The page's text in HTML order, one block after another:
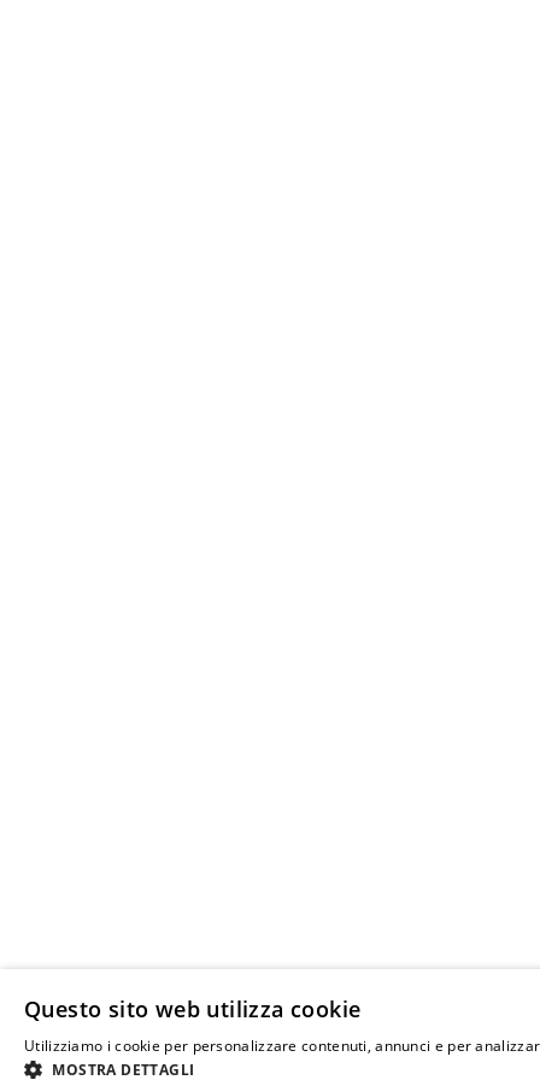
Questo sito web utilizza cookie
Utilizziamo i cookie per personalizzare contenuti, annunci e per
MOSTRA DETTAGLI